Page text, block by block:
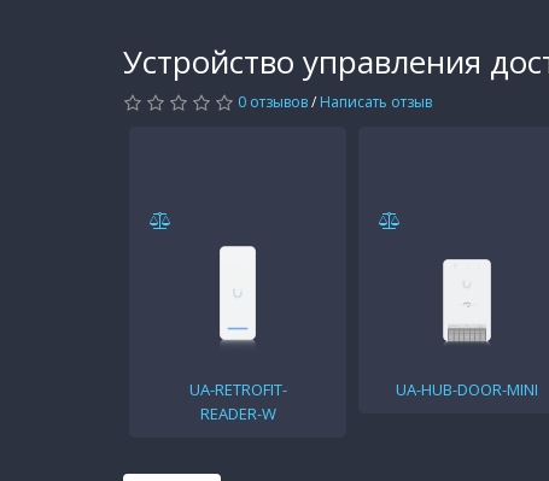
Устройство управления
0 отзывов/ Написать отзыв
UA-RETROFIT-
READER-W
UA-HUB-DOOR-MINI